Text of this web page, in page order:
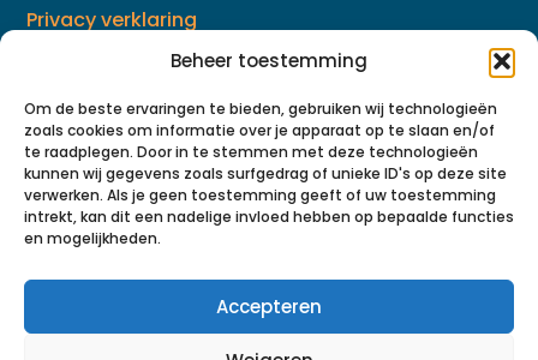
Beheer toestemming
Om de beste ervaringen te bieden, gebruiken wij technologieën
zoals cookies om informatie over je apparaat op te slaan en/of
te raadplegen. Door in te stemmen met deze technologieën
kunnen wij gegevens zoals surfgedrag of unieke ID's op deze site
verwerken. Als je geen toestemming geeft of uw toestemming
intrekt, kan dit een nadelige invloed hebben op bepaalde functies
en mogelijkheden.
Accepteren
Privacy verklaring
Algemene voorwaarden
©2026 DRO-DMI
🌱 Duurzaam ontwikkeld door Go2People